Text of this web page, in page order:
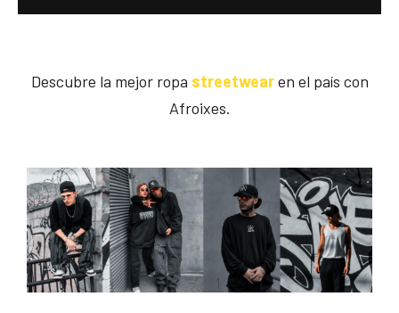
Descubre la mejor ropa streetwearen el país con
Afroixes.